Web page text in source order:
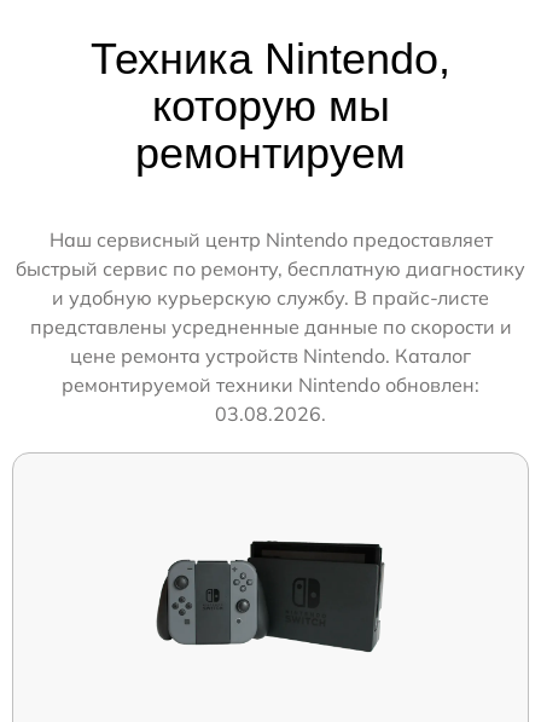
Техника Nintendo,
которую мы
ремонтируем
Наш сервисный центр Nintendo предоставляет
быстрый сервис по ремонту, бесплатную диагностику
и удобную курьерскую службу. В прайс-листе
представлены усредненные данные по скорости и
цене ремонта устройств Nintendo. Каталог
ремонтируемой техники Nintendo обновлен:
03.08.2026.